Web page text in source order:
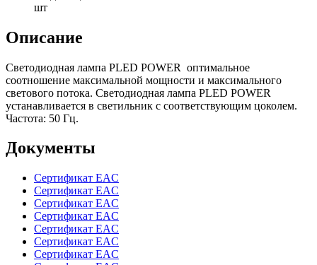
шт
Описание
Светодиодная лампа PLED POWER оптимальное
соотношение максимальной мощности и максимального
светового потока. Светодиодная лампа PLED POWER
устанавливается в светильник с соответствующим цоколем.
Частота: 50 Гц.
Документы
Сертификат EAC
Сертификат EAC
Сертификат EAC
Сертификат EAC
Сертификат EAC
Сертификат EAC
Сертификат EAC